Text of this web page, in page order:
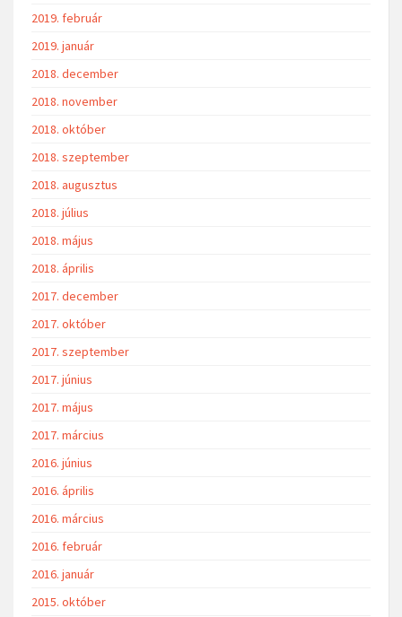
2019. február
2019. január
2018. december
2018. november
2018. október
2018. szeptember
2018. augusztus
2018. július
2018. május
2018. április
2017. december
2017. október
2017. szeptember
2017. június
2017. május
2017. március
2016. június
2016. április
2016. március
2016. február
2016. január
2015. október